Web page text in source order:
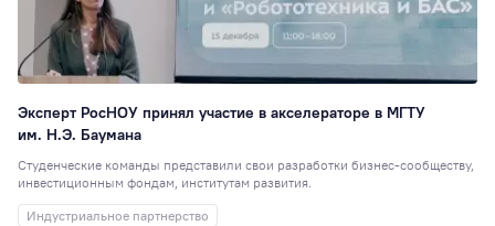
Эксперт РосНОУ принял участие в акселераторе в МГТУ
им. Н.Э. Баумана
Студенческие команды представили свои разработки бизнес-сообществу,
инвестиционным фондам, институтам развития.
Индустриальное партнерство